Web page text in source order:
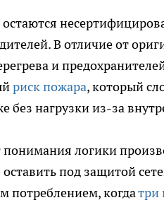
В отличие от
и
риск пожара, который
без нагрузки из-за
понимания логики
под защитой
потреблением, когдатри